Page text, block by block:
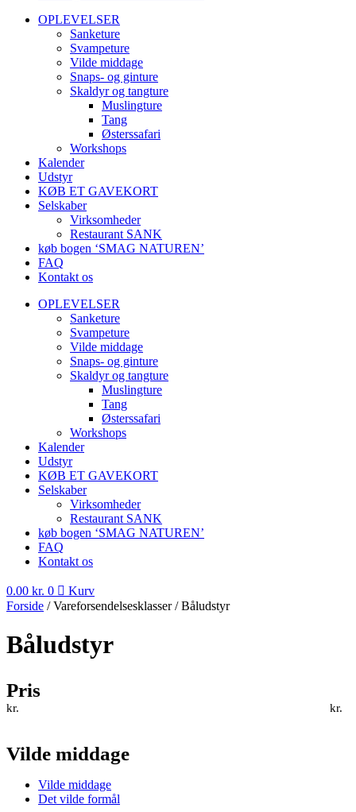
OPLEVELSER
Sanketure
Svampeture
Vilde middage
Snaps- og ginture
Skaldyr og tangture
Muslingture
Tang
Østerssafari
Workshops
Kalender
Udstyr
KØB ET GAVEKORT
Selskaber
Virksomheder
Restaurant SANK
køb bogen ‘SMAG NATUREN’
FAQ
Kontakt os
OPLEVELSER
Sanketure
Svampeture
Vilde middage
Snaps- og ginture
Skaldyr og tangture
Muslingture
Tang
Østerssafari
Workshops
Kalender
Udstyr
KØB ET GAVEKORT
Selskaber
Virksomheder
Restaurant SANK
køb bogen ‘SMAG NATUREN’
FAQ
Kontakt os
0.00 kr. 0
Kurv
Forside / Vareforsendelsesklasser / Båludstyr
Båludstyr
Pris
kr. kr.
Vilde middage
Vilde middage
Det vilde formål